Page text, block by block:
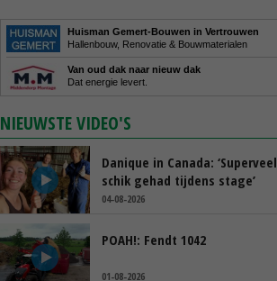
Huisman Gemert-Bouwen in Vertrouwen
Hallenbouw, Renovatie & Bouwmaterialen
Van oud dak naar nieuw dak
Dat energie levert.
NIEUWSTE VIDEO'S
Danique in Canada: ‘Superveel
schik gehad tijdens stage’
04-08-2026
POAH!: Fendt 1042
01-08-2026